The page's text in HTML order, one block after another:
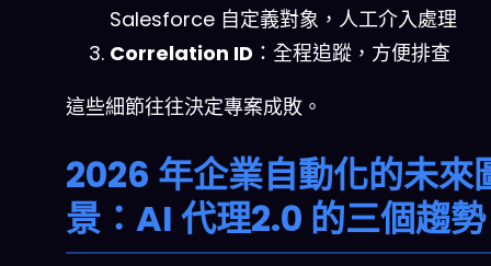
Salesforce 自定義對象，人工介入處理
Correlation ID ：全程追蹤，方便排查
這些細節往往決定專案成敗。
2026 年企業自動化的未來
景：AI 代理2.0 的三個趨勢